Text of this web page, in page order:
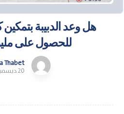
هل وعد الدبيبة
للحصول على
Thabet
20 ديسمبر، 2024